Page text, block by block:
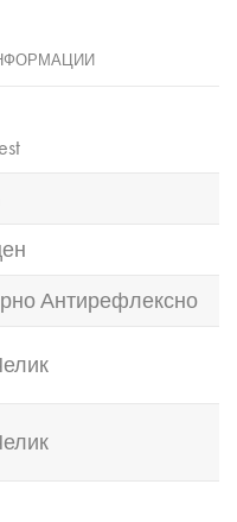
Антирефлексно